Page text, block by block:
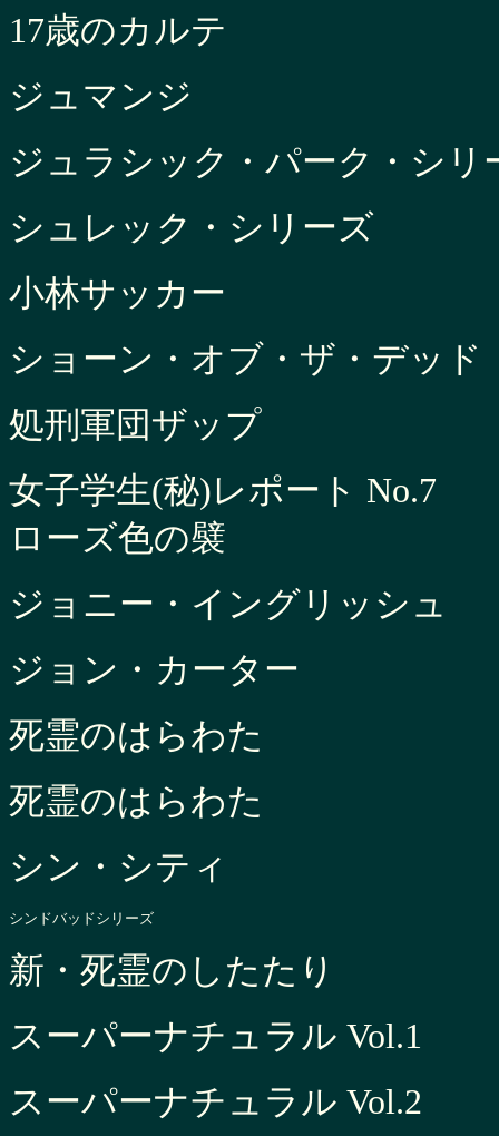
17歳のカルテ
ジュマンジ
ジュラシック・パーク・シリ
シュレック・シリーズ
小林サッカー
ショーン・オブ・ザ・デッド
処刑軍団ザップ
女子学生(秘)レポート No.7
ローズ色の襞
ジョニー・イングリッシュ
ジョン・カーター
死霊のはらわた
死霊のはらわた
シン・シティ
シンドバッドシリーズ
新・死霊のしたたり
スーパーナチュラル Vol.1
スーパーナチュラル Vol.2